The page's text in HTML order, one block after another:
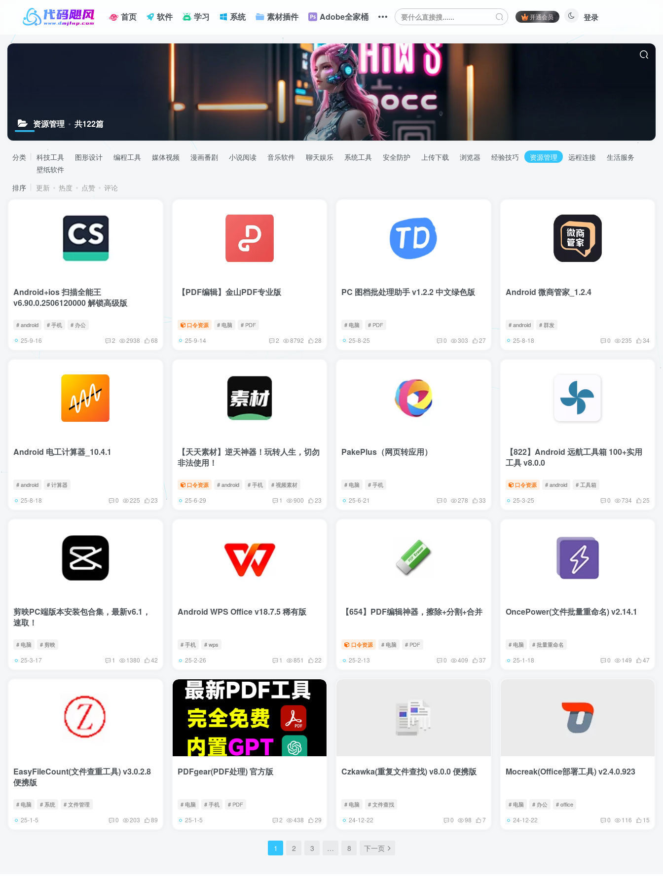
首页 软件 学习 系统 素材插件 Adobe全家桶 开通会员 登录
资源管理 共122篇
分类 科技工具 图形设计 编程工具 媒体视频 漫画番剧 小说阅读 音乐软件 聊天娱乐 系统工具 安全防护 上传下载 浏览器 经验技巧 资源管理 远程连接
生活服务
壁纸软件
排序
更新 热度 点赞 评论
Android+ios 扫描全能王
v6.90.0.2506120000 解锁高级版
# android # 手机 # 办公
25-9-16 2 2938 68
【PDF编辑】金山PDF专业版
口令资源 # 电脑 # PDF
25-9-14 2 8792 28
PC 图档批处理助手 v1.2.2 中文绿色版
# 电脑 # PDF
25-8-25 0 303 27
Android 微商管家_1.2.4
# android # 群发
25-8-18 0 235 34
Android 电工计算器_10.4.1
# android # 计算器
25-8-18 0 225 23
【天天素材】逆天神器！玩转人生，切勿
非法使用！
口令资源 # android # 手机 # 视频素材
25-6-29 1 900 23
PakePlus（网页转应用）
# 电脑 # 手机
25-6-21 0 278 33
【822】Android 远航工具箱 100+实用
工具 v8.0.0
口令资源 # android # 工具箱
25-3-25 0 734 25
剪映PC端版本安装包合集，最新v6.1，
速取！
# 电脑 # 剪映
25-3-17 1 1380 42
Android WPS Office v18.7.5 稀有版
# 手机 # wps
25-2-26 1 851 22
【654】PDF编辑神器，擦除+分割+合并
口令资源 # 电脑 # PDF
25-2-13 0 409 37
OncePower(文件批量重命名) v2.14.1
# 电脑 # 批量重命名
25-1-18 0 149 47
EasyFileCount(文件查重工具) v3.0.2.8
便携版
# 电脑 # 系统 # 文件管理
25-1-5 0 203 89
PDFgear(PDF处理) 官方版
# 电脑 # 手机 # PDF
25-1-5 2 438 29
Czkawka(重复文件查找) v8.0.0 便携版
# 电脑 # 文件查找
24-12-22 0 98 7
Mocreak(Office部署工具) v2.4.0.923
# 电脑 # 办公 # office
24-12-22 0 116 15
1 2 3 … 8 下一页